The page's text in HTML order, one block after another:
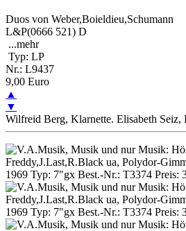
Duos von Weber,Boieldieu,Schumann
L&P(0666 521) D
...mehr
Typ: LP
Nr.: L9437
9,00 Euro
▲
▼
Wilfreid Berg, Klarnette. Elisabeth Seiz,